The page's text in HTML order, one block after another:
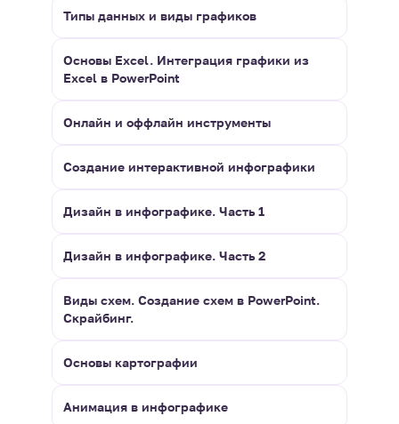
Типы данных и виды графиков
Основы Excel. Интеграция графики из
Excel в PowerPoint
Онлайн и оффлайн инструменты
Создание интерактивной инфографики
Дизайн в инфографике. Часть 1
Дизайн в инфографике. Часть 2
Виды схем. Создание схем в PowerPoint.
Скрайбинг.
Основы картографии
Анимация в инфографике